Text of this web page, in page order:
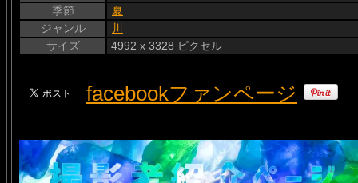
季節
夏
ジャンル
川
サイズ
4992 x 3328 ピクセル
facebookファンページ